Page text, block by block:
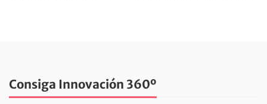
Consiga Innovación 360º